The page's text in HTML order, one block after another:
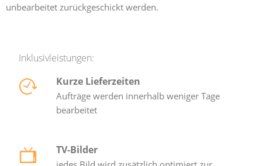
unbearbeitet zurückgeschickt werden.
Inklusivleistungen:
Kurze Lieferzeiten
Aufträge werden innerhalb weniger Tage
bearbeitet
TV-Bilder